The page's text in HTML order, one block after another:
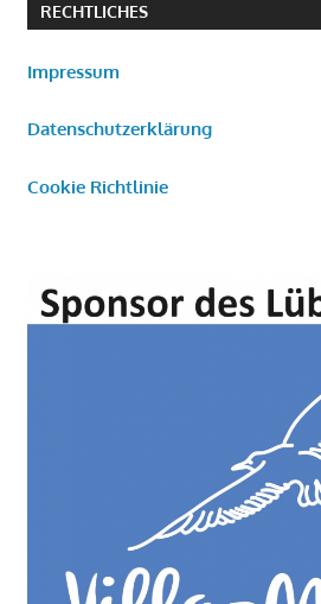
RECHTLICHES
Impressum
Datenschutzerklärung
Cookie Richtlinie